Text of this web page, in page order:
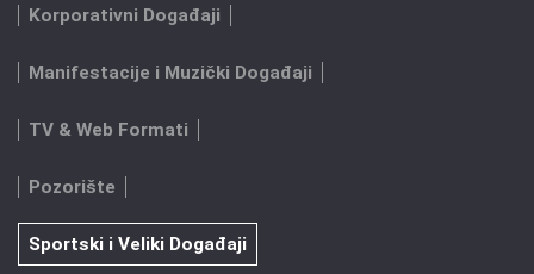
Korporativni Događaji
Manifestacije i Muzički Događaji
TV & Web Formati
Pozorište
Sportski i Veliki Događaji